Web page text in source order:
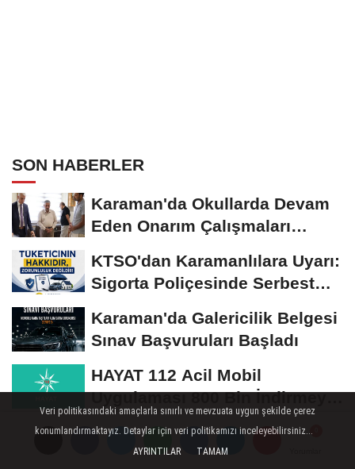
SON HABERLER
Karaman'da Okullarda Devam
Eden Onarım Çalışmaları
KTSO'dan Karamanlılara Uyarı:
Sigorta Poliçesinde Serbest
Karaman'da Galericilik Belgesi
Sınav Başvuruları Başladı
HAYAT 112 Acil Mobil
Uygulaması 800 Bin İndirmeyi
Aştı
Ermenek Belediyesi
Ekiplerinden Kent Genelinde
Veri politikasındaki amaçlarla sınırlı ve mevzuata uygun şekilde çerez
konumlandırmaktayız. Detaylar için veri politikamızı inceleyebilirsiniz...
AYRINTILAR
TAMAM